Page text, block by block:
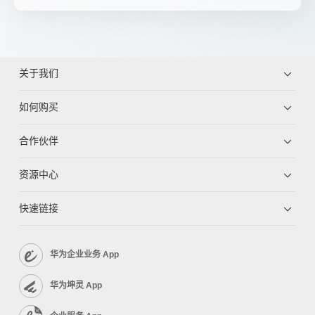
关于我们
如何购买
合作伙伴
资源中心
快速链接
华为企业业务 App
华为坤灵 App